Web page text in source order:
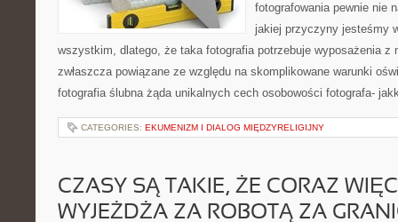
fotografowania pewnie nie
jakiej przyczyny jesteśmy
wszystkim, dlatego, że taka fotografia potrzebuje wyposażenia z
zwłaszcza powiązane ze względu na skomplikowane warunki
fotografia ślubna żąda unikalnych cech osobowości fotografa-
CATEGORIES: EKUMENIZM I DIALOG MIĘDZYRELIGIJNY
CZASY SĄ TAKIE, ŻE CORAZ
WYJEŻDŻA ZA ROBOTĄ ZA